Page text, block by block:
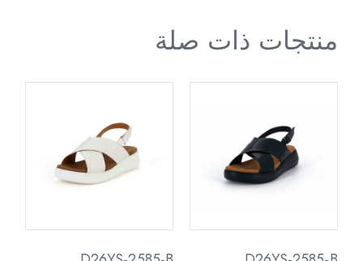
منتجات ذات صلة